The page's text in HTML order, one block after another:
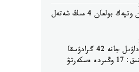
شىلدەدە شەكارادان وتپەك بولعان 4 مىڭ شەتەل
نايزاعاي، شاڭدى داۋىل جانە 42 گرادۋسقا
دەيىنگى اپتاپ ىستىق: 17 وڭىردە ەسكەرتۋ